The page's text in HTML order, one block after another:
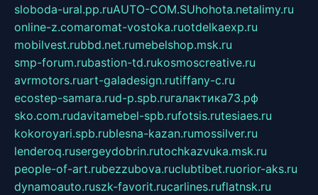
sloboda-ural.pp.ruAUTO-COM.SUhohota.netalimy.ru
online-z.comaromat-vostoka.ruotdelkaexp.ru
mobilvest.rubbd.net.rumebelshop.msk.ru
smp-forum.rubastion-td.rukosmoscreative.ru
avrmotors.ruart-galadesign.rutiffany-c.ru
ecostep-samara.rud-p.spb.ruгалактика73.рф
sko.com.rudavitamebel-spb.rufotsis.rutesiaes.ru
kokoroyari.spb.rublesna-kazan.rumossilver.ru
lenderoq.rusergeydobrin.rutochkazvuka.msk.ru
people-of-art.rubezzubova.ruclubtibet.ruorior-aks.ru
dynamoauto.ruszk-favorit.rucarlines.ruflatnsk.ru